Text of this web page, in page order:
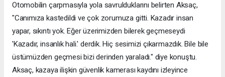
Otomobilin çarpmasıyla yola savrulduklarını belirten Aksaç,
"Canımıza kastedildi ve çok zorumuza gitti. Kazadır insan
yapar, sıkıntı yok. Eğer üzerimizden bilerek geçmeseydi
'Kazadır, insanlık hali.' derdik. Hiç sesimizi çıkarmazdık. Bile bile
üstümüzden geçmesi bizi derinden yaraladı." diye konuştu.
Aksaç, kazaya ilişkin güvenlik kamerası kaydını izleyince